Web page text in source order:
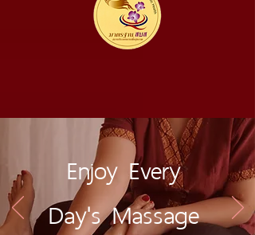
Enjoy Every
Day's Massage